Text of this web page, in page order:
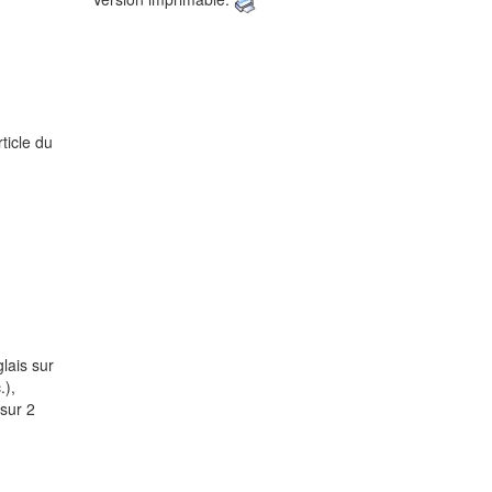
du
sur
2